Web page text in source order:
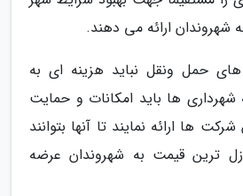
شهروندان ارائه می دهند.
های حمل ونقل نباید هزینه ای به
شهرداری ها باید امکانات و حمایت
ها ارائه نمایند تا آنها بتوانند
ترین قیمت به شهروندان عرضه